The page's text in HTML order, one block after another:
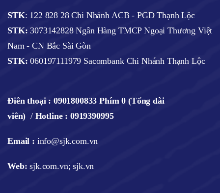
STK: 122 828 28 Chi Nhánh ACB - PGD Thạnh Lộc
STK: 3073142828 Ngân Hàng TMCP Ngoại Thương Việt
Nam - CN Bắc Sài Gòn
STK:060197111979 Sacombank Chi Nhánh Thạnh Lộc
Điên thoại : 0901800833 Phím 0 (Tổng đài
viên) / Hotline : 0919390995
Email : info@sjk.com.vn
Web: sjk.com.vn; sjk.vn